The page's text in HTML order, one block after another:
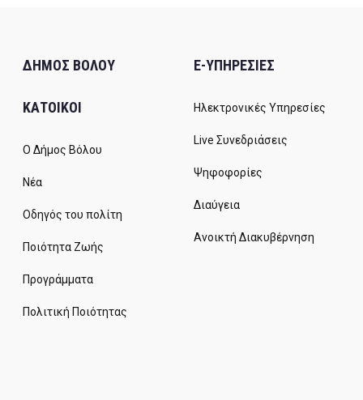
ΔΗΜΟΣ ΒΟΛΟΥ
ΚΑΤΟΙΚΟΙ
Ο Δήμος Βόλου
Νέα
Οδηγός του πολίτη
Ποιότητα Ζωής
Προγράμματα
Πολιτική Ποιότητας
E-ΥΠΗΡΕΣΙΕΣ
Ηλεκτρονικές Υπηρεσίες
Live Συνεδριάσεις
Ψηφοφορίες
Διαύγεια
Ανοικτή Διακυβέρνηση